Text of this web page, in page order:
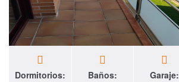
Dormitorios:
Baños:
Garaje: